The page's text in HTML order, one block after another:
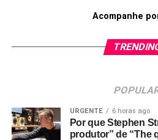
Acompanhe
URGENTE 6 horas ago
Por que Stephen
produtor” de “The